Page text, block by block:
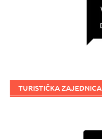
TURISTIČKA ZAJEDNICA